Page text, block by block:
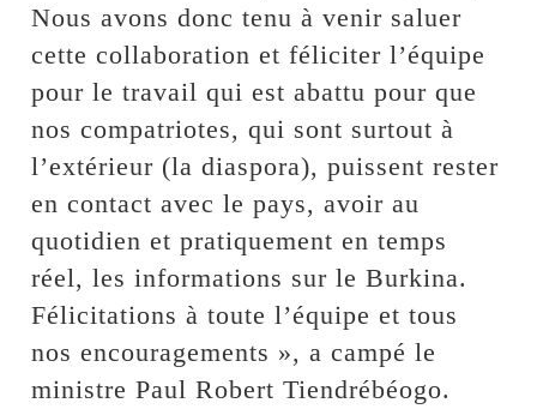
Nous avons donc tenu à venir saluer
cette collaboration et féliciter l’équipe
pour le travail qui est abattu pour que
nos compatriotes, qui sont surtout à
l’extérieur (la diaspora), puissent rester
en contact avec le pays, avoir au
quotidien et pratiquement en temps
réel, les informations sur le Burkina.
Félicitations à toute l’équipe et tous
nos encouragements », a campé le
ministre Paul Robert Tiendrébéogo.